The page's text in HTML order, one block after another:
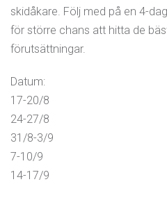
skidåkare. Följ med på en 4-
för större chans att hitta de
förutsättningar.
Datum:
17-20/8
24-27/8
31/8-3/9
7-10/9
14-17/9